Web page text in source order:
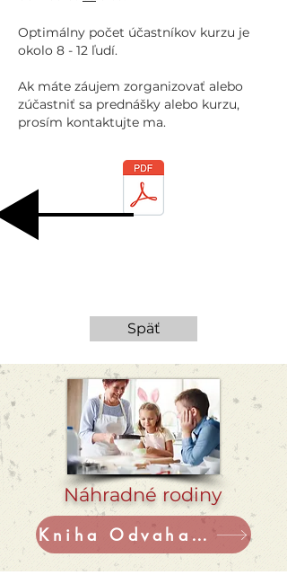
Optimálny počet účastníkov kurzu je
okolo 8 - 12 ľudí.
Ak máte záujem zorganizovať alebo
zúčastniť sa prednášky alebo kurzu,
prosím kontaktujte ma.
Späť
Náhradné rodiny
Kniha Odvaha k súcitu